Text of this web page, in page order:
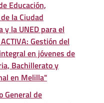
Educación,
la Ciudad
la UNED para el
Gestión del
en jóvenes de
Bachillerato y
en Melilla"
General de